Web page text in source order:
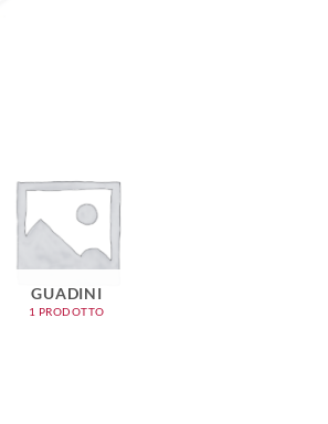
GUADINI
1 PRODOTTO